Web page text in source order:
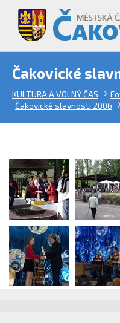
Čakovické
KULTURA A VOLNÝ ČAS
Čakovické slavnosti 2006